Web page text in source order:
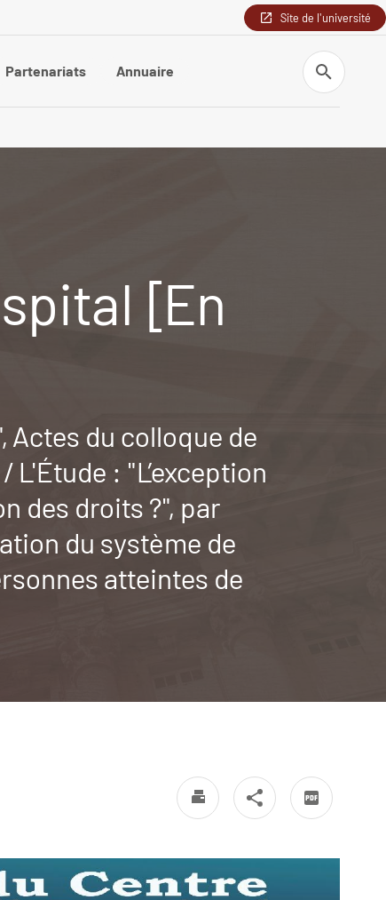
Site de l'université
Partenariats Annuaire
Recherche
[En
du colloque de
: "L’exception
des droits ?", par
du système de
atteintes de